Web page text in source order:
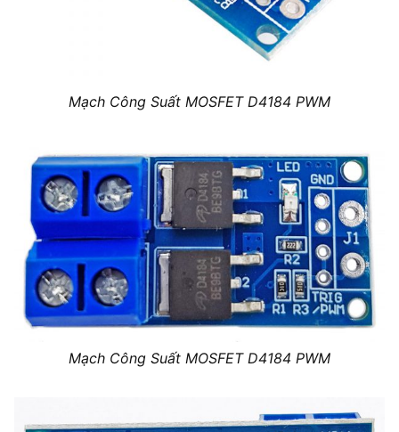
Mạch Công Suất MOSFET D4184 PWM
Mạch Công Suất MOSFET D4184 PWM